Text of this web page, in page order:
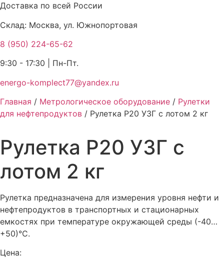
Доставка по всей России
Склад: Москва, ул. Южнопортовая
8 (950) 224-65-62
9:30 - 17:30 | Пн-Пт.
energo-komplect77@yandex.ru
Главная / Метрологическое оборудование / Рулетки
для нефтепродуктов / Рулетка Р20 УЗГ с лотом 2 кг
Рулетка Р20 УЗГ с
лотом 2 кг
Рулетка предназначена для измерения уровня нефти и
нефтепродуктов в транспортных и стационарных
емкостях при температуре окружающей среды (-40…
+50)°С.
Цена: